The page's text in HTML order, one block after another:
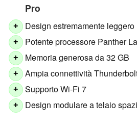
Pro
+ Design estremamente leggero
+ Potente processore Panther
+ Memoria generosa da 32 GB
+ Ampia connettività
+ Supporto Wi-Fi 7
+ Design modulare a telaio